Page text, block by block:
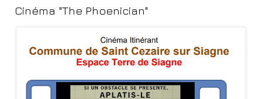
Cinéma "The Phoenician"